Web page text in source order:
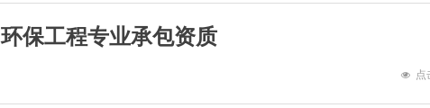
环保工程专业承包资质
넶 点